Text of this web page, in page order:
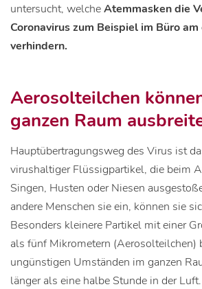
untersucht, welcheAtemmasken die
Coronavirus zum Beispiel im Büro
verhindern.
Aerosolteilchen
ganzen Raum
Hauptübertragungsweg des Virus ist
virushaltiger Flüssigpartikel, die beim
Singen, Husten oder Niesen
andere Menschen sie ein, können sie
Besonders kleinere Partikel mit einer
als fünf Mikrometern (Aerosolteilchen)
ungünstigen Umständen im ganzen
länger als eine halbe Stunde in der Luft.